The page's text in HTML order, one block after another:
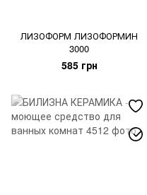
ЛИЗОФОРМ ЛИЗОФОРМИН
3000
585 грн